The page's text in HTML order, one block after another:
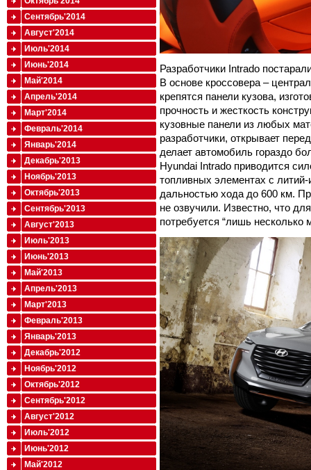
Разработчики Intrado
В основе кроссовера –
крепятся панели кузова,
прочность и жесткость
кузовные панели из любых
разработчики, открывает
делает автомобиль гораздо
Hyundai Intrado приводится
топливных элементах с
дальностью хода до 600 км.
не озвучили. Известно, что
потребуется “лишь несколько
Сентябрь'2014
Август'2014
Июль'2014
Июнь'2014
Май'2014
Апрель'2014
Март'2014
Февраль'2014
Январь'2014
Декабрь'2013
Ноябрь'2013
Октябрь'2013
Сентябрь'2013
Август'2013
Июль'2013
Июнь'2013
Май'2013
Апрель'2013
Март'2013
Февраль'2013
Январь'2013
Декабрь'2012
Ноябрь'2012
Октябрь'2012
Сентябрь'2012
Август'2012
Июль'2012
Июнь'2012
Май'2012